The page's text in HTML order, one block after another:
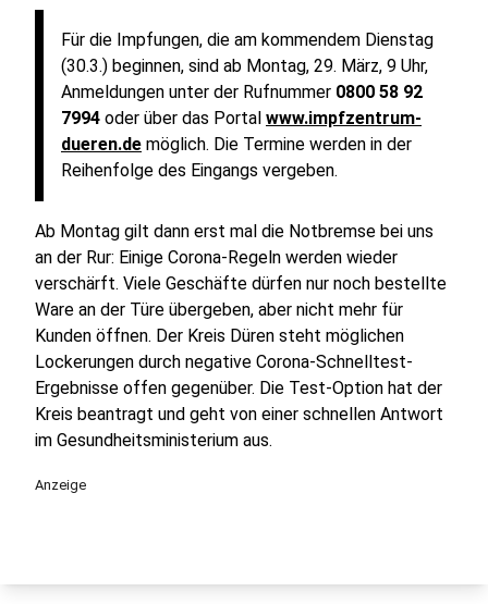
Für die Impfungen, die am kommendem Dienstag
(30.3.) beginnen, sind ab Montag, 29. März, 9 Uhr,
Anmeldungen unter der Rufnummer 0800 58 92
7994 oder über das Portal www.impfzentrum-
dueren.de möglich. Die Termine werden in der
Reihenfolge des Eingangs vergeben.
Ab Montag gilt dann erst mal die Notbremse bei uns
an der Rur: Einige Corona-Regeln werden wieder
verschärft. Viele Geschäfte dürfen nur noch bestellte
Ware an der Türe übergeben, aber nicht mehr für
Kunden öffnen. Der Kreis Düren steht möglichen
Lockerungen durch negative Corona-Schnelltest-
Ergebnisse offen gegenüber. Die Test-Option hat der
Kreis beantragt und geht von einer schnellen Antwort
im Gesundheitsministerium aus.
Anzeige